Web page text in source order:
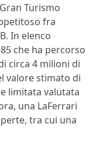
Turismo
fra
In elenco
che ha percorso
circa 4 milioni di
valore stimato di
limitata valutata
una LaFerrari
tra cui una